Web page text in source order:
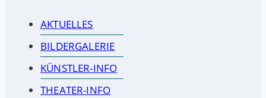
AKTUELLES
BILDERGALERIE
KÜNSTLER-INFO
THEATER-INFO